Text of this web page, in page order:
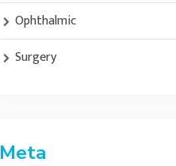
Ophthalmic
Surgery
Meta